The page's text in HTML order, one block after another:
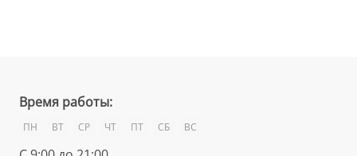
Время работы:
ПН ВТ СР ЧТ ПТ СБ ВС